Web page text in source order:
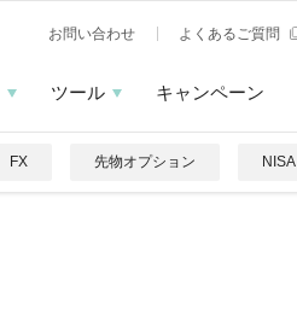
お問い合わせ よくあるご質問
ツール キャンペーン
FX 先物オプション NISA